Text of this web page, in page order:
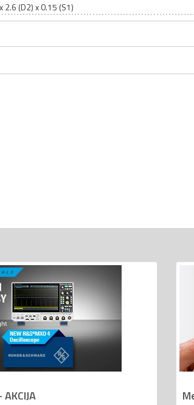
2.6 (D2) x 0.15 (S1)